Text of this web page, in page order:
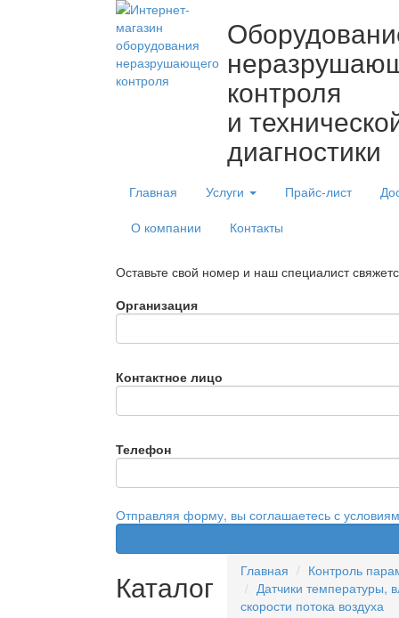
контроля
и
диагностики
Главная Услуги Прайс-лист
О компании
Контакты
Оставьте свой номер и наш специалист
Организация
Контактное лицо
Телефон
Отправляя форму, вы соглашаетесь с
Каталог Главная
Контроль
Датчики температуры,
скорости потока воздуха